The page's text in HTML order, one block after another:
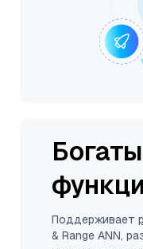
Поддерживает
& Range ANN,